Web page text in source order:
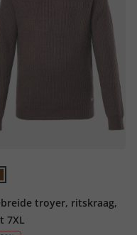
troyer, ritskraag,
7XL